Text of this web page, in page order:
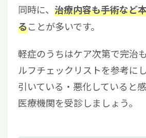
同時に、 治療内容も手術など
ることが多いです。
軽症のうちはケア次第で完治
ルフチェックリストを参考に
引いている・悪化していると
医療機関を受診しましょう。